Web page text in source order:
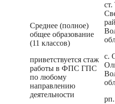
Среднее (полное)
общее образование
(11 классов)
приветствуется стаж
работы в ФПС ГПС
по любому
направлению
деятельности
с.